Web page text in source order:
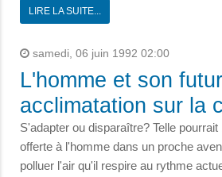
LIRE LA SUITE...
samedi, 06 juin 1992 02:00
L'homme et son
acclimatation sur la
S'adapter ou disparaître? Telle
offerte à l'homme dans un proche
polluer l'air qu'il respire au rythme